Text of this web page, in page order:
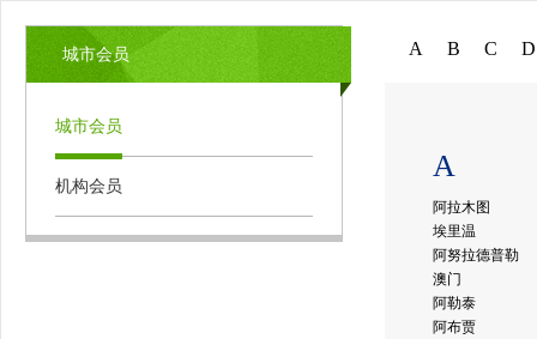
城市会员
城市会员
机构会员
A B C D
A
阿拉木图
埃里温
阿努拉德普勒
澳门
阿勒泰
阿布贾